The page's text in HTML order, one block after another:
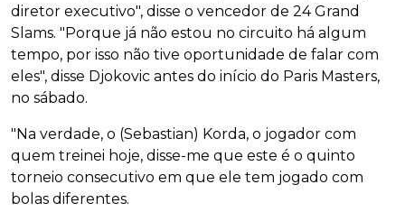
diretor executivo", disse o vencedor de 24 Grand
Slams. "Porque já não estou no circuito há algum
tempo, por isso não tive oportunidade de falar com
eles", disse Djokovic antes do início do Paris Masters,
no sábado.
"Na verdade, o (Sebastian) Korda, o jogador com
quem treinei hoje, disse-me que este é o quinto
torneio consecutivo em que ele tem jogado com
bolas diferentes.